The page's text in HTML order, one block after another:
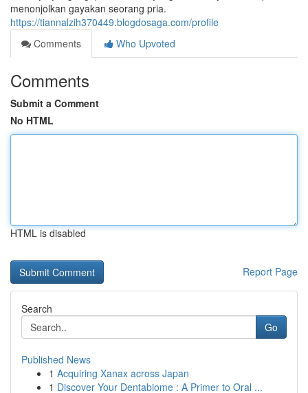
menonjolkan gayakan seorang pria.
https://tiannalzih370449.blogdosaga.com/profile
Comments
Who Upvoted
Comments
Submit a Comment
No HTML
HTML is disabled
Report Page
Search
Go
Published News
1 Acquiring Xanax across Japan
1 Discover Your Dentabiome : A Primer to Oral ...